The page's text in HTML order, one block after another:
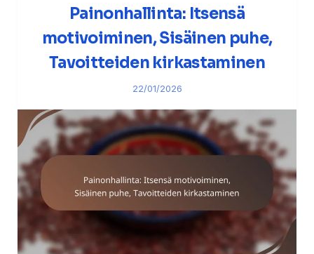
Painonhallinta: Itsensä
motivoiminen, Sisäinen puhe,
Tavoitteiden kirkastaminen
22/01/2026